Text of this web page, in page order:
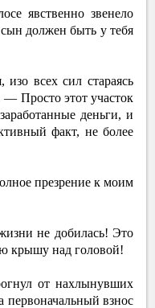
явственно звенело
должен быть у тебя
всех сил стараясь
— Просто этот участок
деньги, и
факт, не более
презрение к моим
не добилась! Это
крышу над головой!
от нахлынувших
взнос